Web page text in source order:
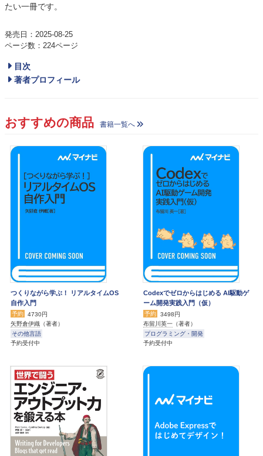
たい一冊です。
発売日：2025-08-25
ページ数：224ページ
目次
著者プロフィール
おすすめの商品 書籍一覧へ
つくりながら学ぶ！ リアルタイムOS
自作入門
予約
4730円
矢野倉伊織 （著者）
その他言語
予約受付中
Codexでゼロからはじめる AI駆動ゲ
ーム開発実践入門（仮）
予約
3498円
布留川英一 （著者）
プログラミング・開発
予約受付中